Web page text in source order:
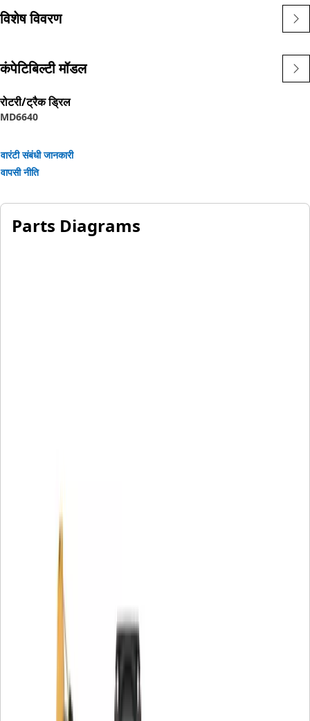
demanding vibration levels of both large and small
and can be retrofitted to older machines
Application:
Designed for use in extremely tough conditions.
विशेष विवरण
कंपेटिबिल्टी मॉडल
रोटरी/ट्रैक ड्रिल
MD6640
वारंटी संबंधी जानकारी
वापसी नीति
Parts Diagrams